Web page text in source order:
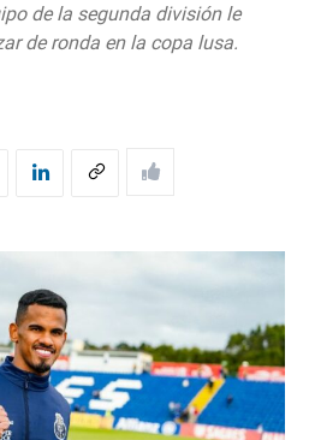
de la segunda división le
de ronda en la copa lusa.